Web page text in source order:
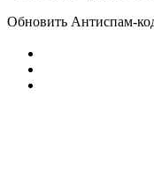
Обновить Антиспам-